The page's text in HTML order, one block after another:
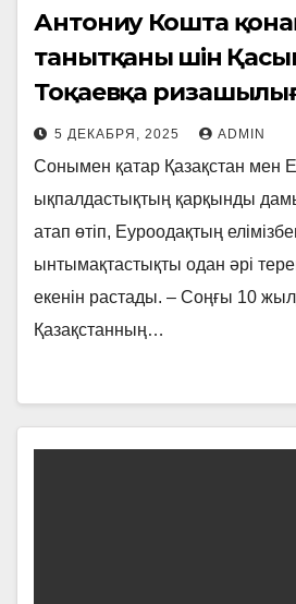
Антониу Кошта
танытқаны үшін
Тоқаевқа
5 ДЕКАБРЯ, 2025 ADMIN
Сонымен қатар Қазақстан мен
ықпалдастықтың қарқынды
атап өтіп, Еуроодақтың
ынтымақтастықты одан әрі
екенін растады. – Соңғы 10
Қазақстанның…